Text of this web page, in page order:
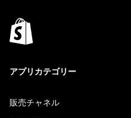
アプリカテゴリー
販売チャネル